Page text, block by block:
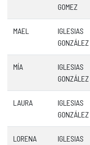
GOMEZ
MAEL
IGLESIAS
GONZÁLEZ
MÍA
IGLESIAS
GONZÁLEZ
LAURA
IGLESIAS
GONZÁLEZ
LORENA
IGLESIAS